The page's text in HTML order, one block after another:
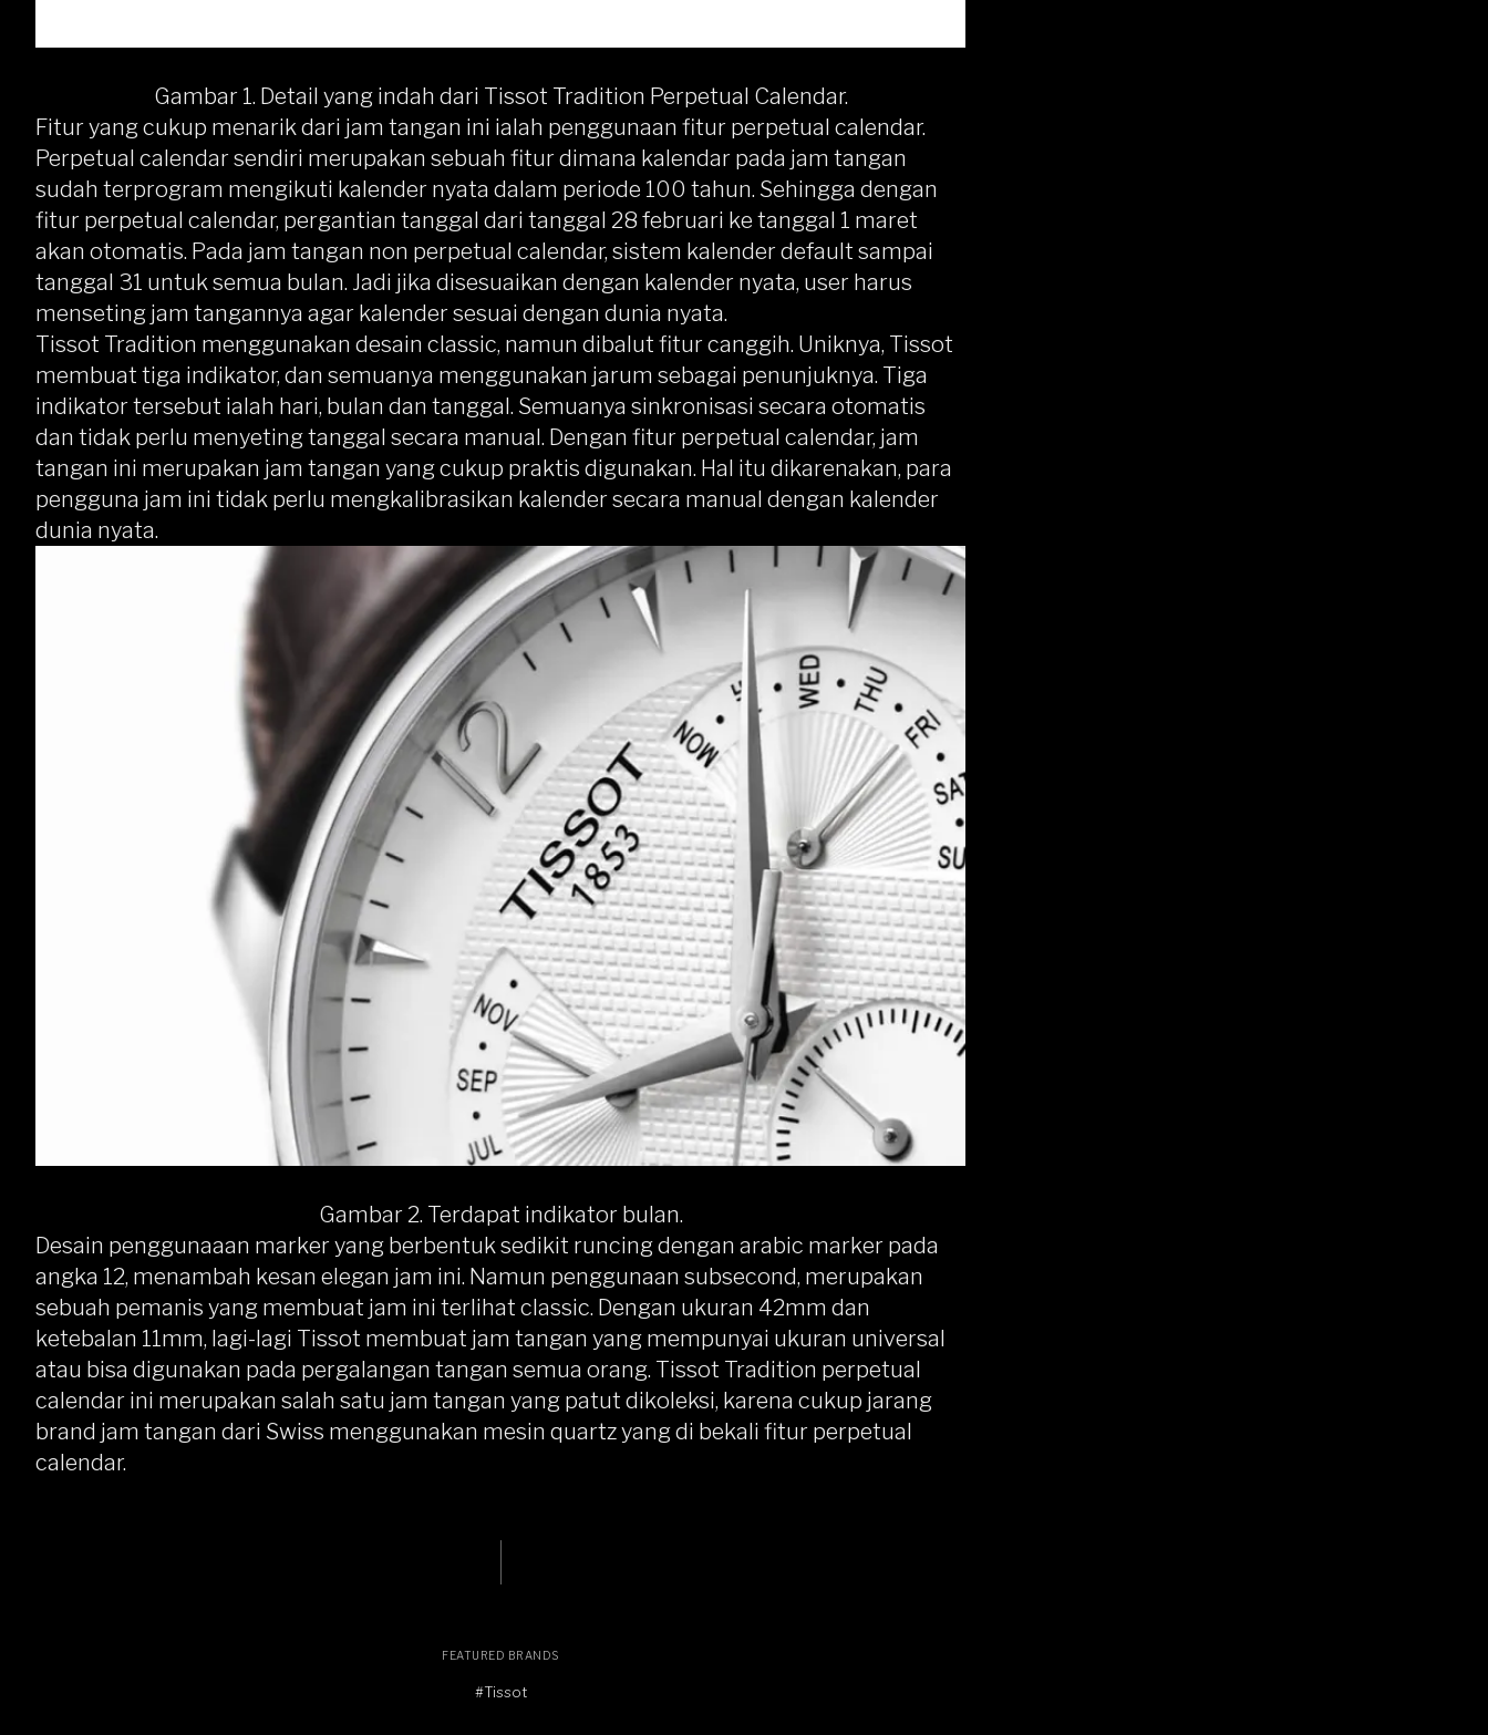
Gambar 1. Detail yang indah dari Tissot Tradition Perpetual Calendar.
Fitur yang cukup menarik dari jam tangan ini ialah penggunaan fitur perpetual calendar.
Perpetual calendar sendiri merupakan sebuah fitur dimana kalendar pada jam tangan
sudah terprogram mengikuti kalender nyata dalam periode 100 tahun. Sehingga dengan
fitur perpetual calendar, pergantian tanggal dari tanggal 28 februari ke tanggal 1 maret
akan otomatis. Pada jam tangan non perpetual calendar, sistem kalender default sampai
tanggal 31 untuk semua bulan. Jadi jika disesuaikan dengan kalender nyata, user harus
menseting jam tangannya agar kalender sesuai dengan dunia nyata.
Tissot Tradition menggunakan desain classic, namun dibalut fitur canggih. Uniknya, Tissot
membuat tiga indikator, dan semuanya menggunakan jarum sebagai penunjuknya. Tiga
indikator tersebut ialah hari, bulan dan tanggal. Semuanya sinkronisasi secara otomatis
dan tidak perlu menyeting tanggal secara manual. Dengan fitur perpetual calendar, jam
tangan ini merupakan jam tangan yang cukup praktis digunakan. Hal itu dikarenakan, para
pengguna jam ini tidak perlu mengkalibrasikan kalender secara manual dengan kalender
dunia nyata.
Gambar 2. Terdapat indikator bulan.
Desain penggunaaan marker yang berbentuk sedikit runcing dengan arabic marker pada
angka 12, menambah kesan elegan jam ini. Namun penggunaan subsecond, merupakan
sebuah pemanis yang membuat jam ini terlihat classic. Dengan ukuran 42mm dan
ketebalan 11mm, lagi-lagi Tissot membuat jam tangan yang mempunyai ukuran universal
atau bisa digunakan pada pergalangan tangan semua orang. Tissot Tradition perpetual
calendar ini merupakan salah satu jam tangan yang patut dikoleksi, karena cukup jarang
brand jam tangan dari Swiss menggunakan mesin quartz yang di bekali fitur perpetual
calendar.
FEATURED BRANDS
#Tissot